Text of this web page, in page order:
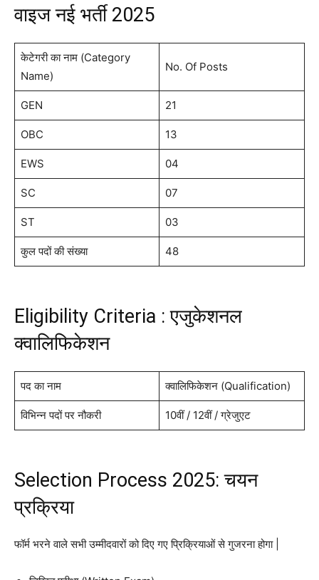
वाइज नई भर्ती 2025
केटेगरी का नाम (Category
Name)
No. Of Posts
GEN 21
OBC 13
EWS 04
SC 07
ST 03
कुल पदों की संख्या 48
Eligibility Criteria : एजुकेशनल
क्वालिफिकेशन
पद का नाम क्वालिफिकेशन (Qualification)
विभिन्न पदों पर नौकरी 10वीं / 12वीं / ग्रेजुएट
Selection Process 2025: चयन
प्रक्रिया
फॉर्म भरने वाले सभी उम्मीदवारों को दिए गए प्रिक्रियाओं से गुजरना होगा |